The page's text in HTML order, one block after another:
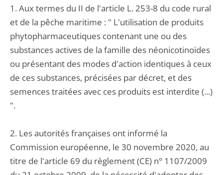
1. Aux termes du II de l'article L. 253-8 du code rural
et de la pêche maritime : " L'utilisation de produits
phytopharmaceutiques contenant une ou des
substances actives de la famille des néonicotinoïdes
ou présentant des modes d'action identiques à ceux
de ces substances, précisées par décret, et des
semences traitées avec ces produits est interdite (...)
".
2. Les autorités françaises ont informé la
Commission européenne, le 30 novembre 2020, au
titre de l'article 69 du règlement (CE) n° 1107/2009